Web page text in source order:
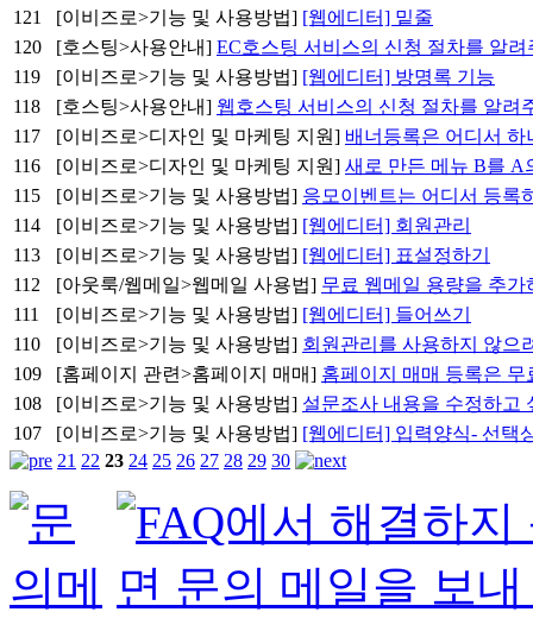
121
[이비즈로>기능 및 사용방법] [웹에디터] 밑줄
120
[호스팅>사용안내] EC호스팅 서비스의 신청 절차를 알려
119
[이비즈로>기능 및 사용방법] [웹에디터] 방명록 기능
118
[호스팅>사용안내] 웹호스팅 서비스의 신청 절차를 알려
117
[이비즈로>디자인 및 마케팅 지원] 배너등록은 어디서 하
116
[이비즈로>디자인 및 마케팅 지원] 새로 만든 메뉴 B를 A
115
[이비즈로>기능 및 사용방법] 응모이벤트는 어디서 등록
114
[이비즈로>기능 및 사용방법] [웹에디터] 회원관리
113
[이비즈로>기능 및 사용방법] [웹에디터] 표설정하기
112
[아웃룩/웹메일>웹메일 사용법] 무료 웹메일 용량을 추
111
[이비즈로>기능 및 사용방법] [웹에디터] 들어쓰기
110
[이비즈로>기능 및 사용방법] 회원관리를 사용하지 않으
109
[홈페이지 관련>홈페이지 매매] 홈페이지 매매 등록은 무
108
[이비즈로>기능 및 사용방법] 설문조사 내용을 수정하고
107
[이비즈로>기능 및 사용방법] [웹에디터] 입력양식- 선택
21 22 23 24 25 26 27 28 29 30